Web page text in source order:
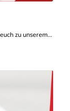
zu unserem…